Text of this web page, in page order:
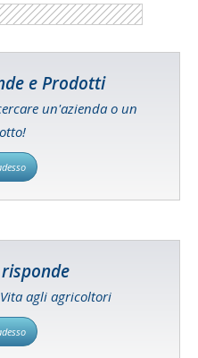
e Prodotti
un'azienda o un
agli agricoltori